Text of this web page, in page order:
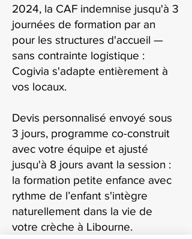
2024, la CAF indemnise jusqu'à 3
journées de formation par an
pour les structures d'accueil —
sans contrainte logistique :
Cogivia s'adapte entièrement à
vos locaux.
Devis personnalisé envoyé sous
3 jours, programme co-construit
avec votre équipe et ajusté
jusqu'à 8 jours avant la session :
la formation petite enfance avec
rythme de l’enfant s'intègre
naturellement dans la vie de
votre crèche à Libourne.